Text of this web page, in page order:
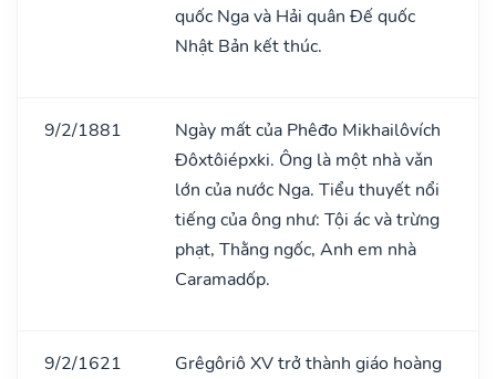
quốc Nga và Hải quân Đế quốc
Nhật Bản kết thúc.
9/2/1881
Ngày mất của Phêđo Mikhailôvích
Đôxtôiépxki. Ông là một nhà vǎn
lớn của nước Nga. Tiểu thuyết nổi
tiếng của ông như: Tội ác và trừng
phạt, Thằng ngốc, Anh em nhà
Caramadốp.
9/2/1621
Grêgôriô XV trở thành giáo hoàng